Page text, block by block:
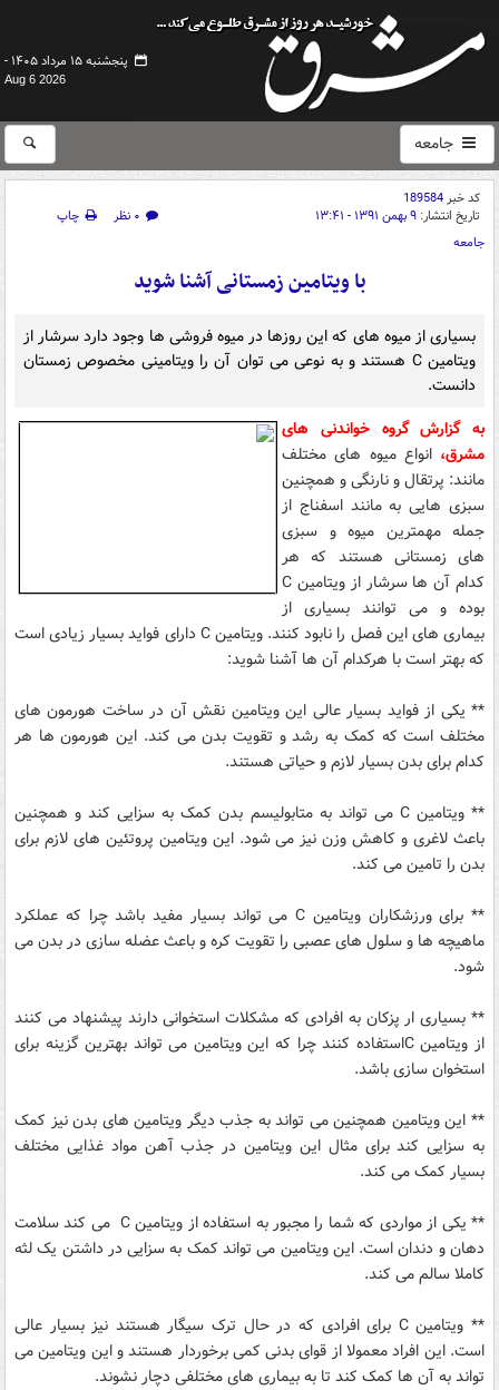
پنجشنبه ۱۵ مرداد ۱۴۰۵ -
Aug 6 2026
جامعه
کد خبر189584
تاریخ انتشار: ۹ بهمن ۱۳۹۱ - ۱۳:۴۱ ۰ نظر
چاپ
جامعه
با ویتامین زمستانی آشنا شوید
بسیاری از میوه های که این روزها در میوه فروشی ها وجود دارد سرشار از
ویتامین C هستند و به نوعی می توان آن را ویتامینی مخصوص زمستان
دانست.
به گزارش گروه خواندنی های
مشرق، انواع میوه های مختلف
مانند: پرتقال و نارنگی و همچنین
سبزی هایی به مانند اسفناج از
جمله مهمترین میوه و سبزی
های زمستانی هستند که هر
بوده و می توانند بسیاری از
بیماری های این فصل را نابود کنند. ویتامین C‌ دارای فواید بسیار زیادی است
که بهتر است با هرکدام آن ها آشنا شوید:
** یکی از فواید بسیار عالی این ویتامین نقش آن در ساخت هورمون های
مختلف است که کمک به رشد و تقویت بدن می کند. این هورمون ها هر
کدام برای بدن بسیار لازم و حیاتی هستند.
** ویتامین C می تواند به متابولیسم بدن کمک به سزایی کند و همچنین
باعث لاغری و کاهش وزن نیز می شود. این ویتامین پروتئین های لازم برای
بدن را تامین می کند.
** برای ورزشکاران ویتامین C می تواند بسیار مفید باشد چرا که عملکرد
ماهیچه ها و سلول های عصبی را تقویت کره و باعث عضله سازی در بدن می
شود.
** بسیاری ار پزکان به افرادی که مشکلات استخوانی دارند پیشنهاد می کنند
از ویتامین C‌استفاده کنند چرا که این ویتامین می تواند بهترین گزینه برای
استخوان سازی باشد.
** این ویتامین همچنین می تواند به جذب دیگر ویتامین های بدن نیز کمک
به سزایی کند برای مثال این ویتامین در جذب آهن مواد غذایی مختلف
بسیار کمک می کند.
** یکی از مواردی که شما را مجبور به استفاده از ویتامین C می کند سلامت
دهان و دندان است. این ویتامین می تواند کمک به سزایی در داشتن یک لثه
کاملا سالم می کند.
** ویتامین C برای افرادی که در حال ترک سیگار هستند نیز بسیار عالی
است. این افراد معمولا از قوای بدنی کمی برخوردار هستند و این ویتامین می
تواند به آن ها کمک کند تا به بیماری های مختلفی دچار نشوند.